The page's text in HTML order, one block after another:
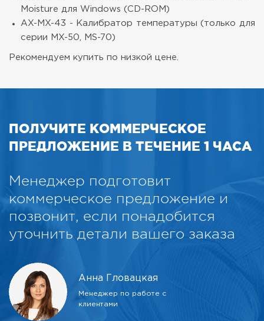
Moisture для Windows (CD-ROM)
AX-MX-43 - Калибратор температуры (только для
серии MX-50, MS-70)
Рекомендуем купить по низкой цене.
ПОЛУЧИТЕ КОММЕРЧЕСКОЕ
ПРЕДЛОЖЕНИЕ В ТЕЧЕНИЕ 1 ЧАСА
Менеджер подготовит
коммерческое предложение и
позвонит, если понадобится
уточнить детали вашего заказа
Анна Гловацкая
Менеджер по работе с
клиентами